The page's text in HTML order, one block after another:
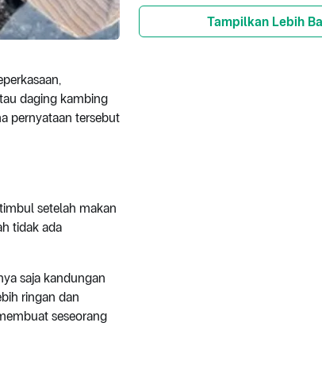
daging kambing
pernyataan tersebut
setelah makan
tidak ada
saja kandungan
ringan dan
seseorang
Tampilkan Lebih